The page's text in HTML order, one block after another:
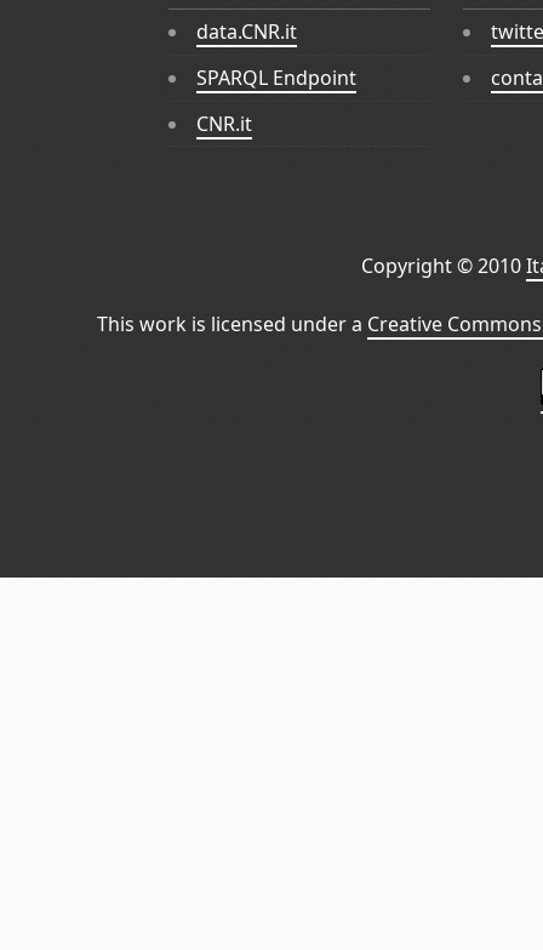
data.CNR.it
SPARQL Endpoint
CNR.it
Copyright © 2010
This work is licensed under a Creative